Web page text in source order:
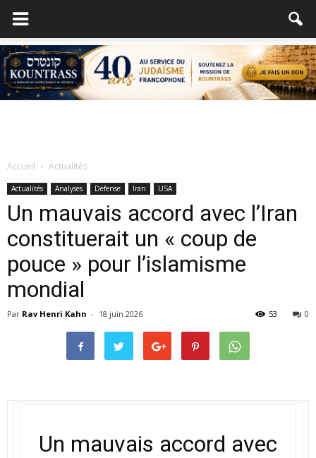
Accueil Actualités
Actualités Analyses Défense Iran USA
Un mauvais accord avec l’Iran
constituerait un « coup de
pouce » pour l’islamisme
mondial
Par Rav Henri Kahn - 18 juin 2026 0
53
Un mauvais accord avec